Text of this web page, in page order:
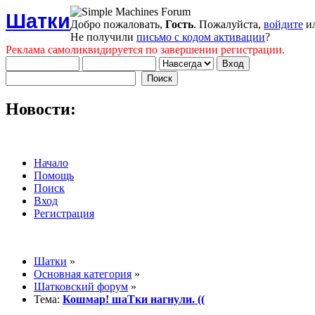
ШаткиДобро пожаловать, Гость. Пожалуйста, войдите
Не получили письмо с кодом активации?
Реклама самоликвидируется по завершении регистрации.
Новости:
Начало
Помощь
Поиск
Вход
Регистрация
Шатки »
Основная категория »
Шатковский форум »
Тема: Кошмар! шаТки нагнули. ((